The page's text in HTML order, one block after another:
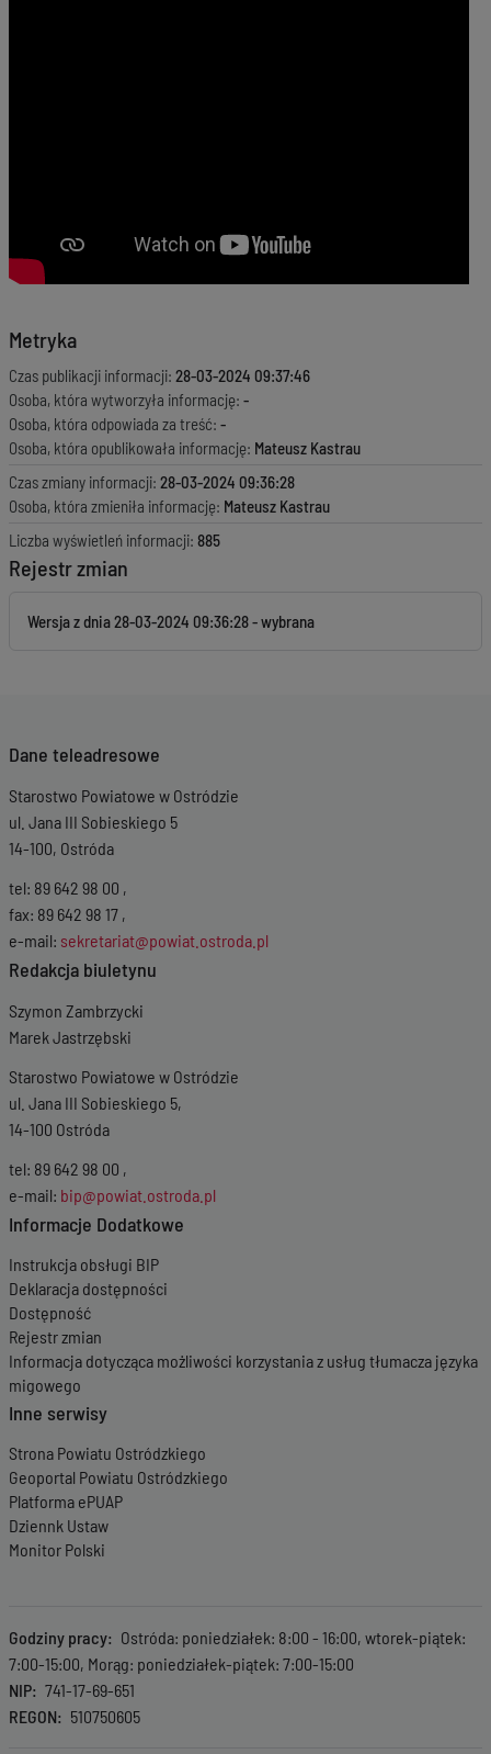
Metryka
Czas publikacji informacji: 28-03-2024 09:37:46
Osoba, która wytworzyła informację: -
Osoba, która odpowiada za treść: -
Osoba, która opublikowała informację: Mateusz Kastrau
Czas zmiany informacji: 28-03-2024 09:36:28
Osoba, która zmieniła informację: Mateusz Kastrau
Liczba wyświetleń informacji: 885
Rejestr zmian
Wersja z dnia28-03-2024 09:36:28
Dane teleadresowe
Starostwo Powiatowe w Ostródzie
ul. Jana III Sobieskiego 5
14-100, Ostróda
tel: 89 642 98 00 ,
fax: 89 642 98 17 ,
e-mail: sekretariat@powiat.ostroda.pl
Redakcja biuletynu
Szymon Zambrzycki
Marek Jastrzębski
Starostwo Powiatowe w Ostródzie
ul. Jana III Sobieskiego 5,
14-100 Ostróda
tel: 89 642 98 00 ,
e-mail: bip@powiat.ostroda.pl
Informacje Dodatkowe
Instrukcja obsługi BIP
Deklaracja dostępności
Dostępność
Rejestr zmian
Informacja dotycząca możliwości korzystania z usług tłumacza języka
migowego
Inne serwisy
Strona Powiatu Ostródzkiego
Geoportal Powiatu Ostródzkiego
Platforma ePUAP
Dziennk Ustaw
Monitor Polski
Godziny pracy
Ostróda: poniedziałek: 8:00 - 16:00, wtorek-piątek:
7:00-15:00, Morąg: poniedziałek-piątek: 7:00-15:00
NIP
741-17-69-651
REGON
510750605